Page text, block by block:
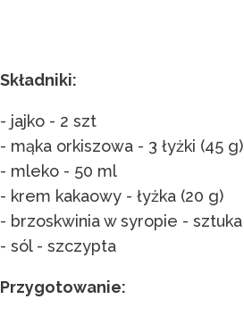
Składniki:
- jajko - 2 szt
- mąka orkiszowa - 3 łyżki (45 g)
- mleko - 50 ml
- krem kakaowy - łyżka (20 g)
- brzoskwinia w syropie - sztuka
- sól - szczypta
Przygotowanie: